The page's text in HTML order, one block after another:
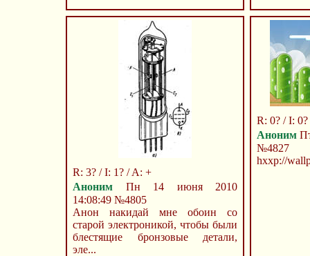
R: 3? / I: 1? / A: +
Аноним Пн 14 июня 2010
14:08:49 №4805
Анон накидай мне обоин со
старой электроникой, чтобы были
блестящие бронзовые детали,
эле...
R: 0? / I:
Аноним
№4827
hххp://